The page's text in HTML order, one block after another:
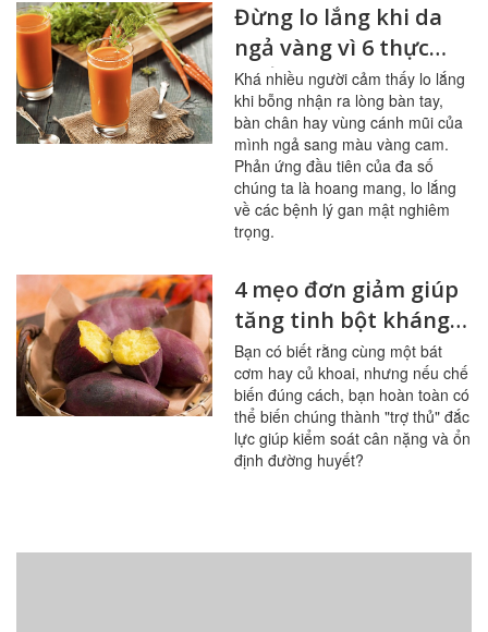
Đừng lo lắng khi da
ngả vàng vì 6 thực
phẩm này
Khá nhiều người cảm thấy lo lắng
khi bỗng nhận ra lòng bàn tay,
bàn chân hay vùng cánh mũi của
mình ngả sang màu vàng cam.
Phản ứng đầu tiên của đa số
chúng ta là hoang mang, lo lắng
về các bệnh lý gan mật nghiêm
trọng.
4 mẹo đơn giảm giúp
tăng tinh bột kháng
trong bữa ăn
Bạn có biết rằng cùng một bát
cơm hay củ khoai, nhưng nếu chế
biến đúng cách, bạn hoàn toàn có
thể biến chúng thành "trợ thủ" đắc
lực giúp kiểm soát cân nặng và ổn
định đường huyết?